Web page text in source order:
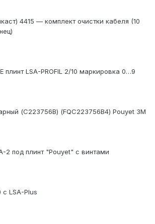
4415 — комплект очистки кабеля (10
плинт LSA-PROFIL 2/10 маркировка 0…9
(C223756B) (FQC223756B4) Pouyet 3М
2 под плинт "Pouyet" с винтами
LSA-Plus